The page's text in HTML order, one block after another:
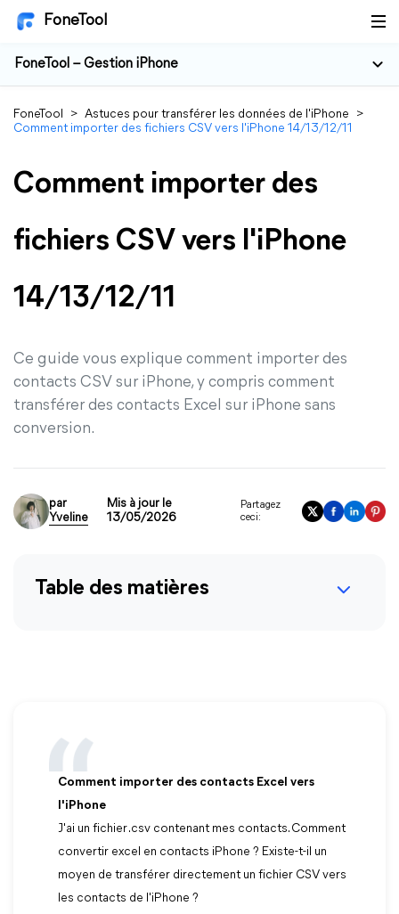
FoneTool
FoneTool – Gestion iPhone
FoneTool > Astuces pour transférer les données de l'iPhone
>
Comment importer des fichiers CSV vers l'iPhone 14/13/12/11
Comment importer des
fichiers CSV vers l'iPhone
14/13/12/11
Ce guide vous explique comment importer des
contacts CSV sur iPhone, y compris comment
transférer des contacts Excel sur iPhone sans
conversion.
par
Yveline
Mis à jour le
13/05/2026
Partagez
ceci:
Table des matières
Comment importer des contacts Excel vers
l'iPhone
J'ai un fichier .csv contenant mes contacts. Comment
convertir excel en contacts iPhone ? Existe-t-il un
moyen de transférer directement un fichier CSV vers
les contacts de l'iPhone ?